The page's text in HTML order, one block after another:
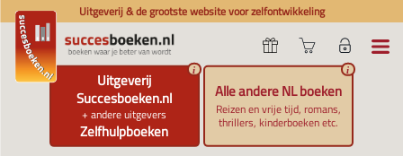
Uitgeverij & de grootste website voor zelfontwikkeling
Uitgeverij
Succesboeken.nl
+ andere uitgevers
Zelfhulpboeken
i
Alle andere NL boeken
Reizen en vrije tijd, romans,
thrillers, kinderboeken etc.
i